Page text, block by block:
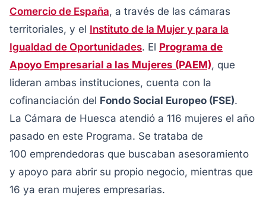
Comercio de España, a través de las cámaras
territoriales, y el Instituto de la Mujer y para la
Igualdad de Oportunidades. El Programa de
Apoyo Empresarial a las Mujeres (PAEM), que
lideran ambas instituciones, cuenta con la
cofinanciación del Fondo Social Europeo (FSE).
La Cámara de Huesca atendió a 116 mujeres el año
pasado en este Programa. Se trataba de
100 emprendedoras que buscaban asesoramiento
y apoyo para abrir su propio negocio, mientras que
16 ya eran mujeres empresarias.